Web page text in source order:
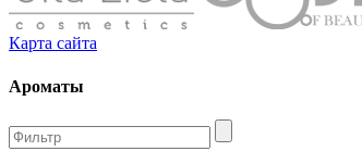
Карта сайта
Ароматы